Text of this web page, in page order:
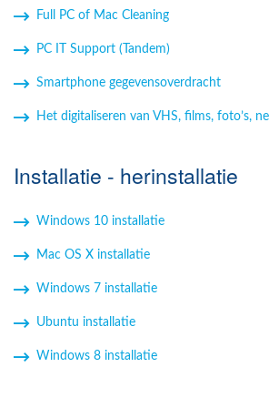
Full PC of Mac Cleaning
PC IT Support (Tandem)
Smartphone gegevensoverdracht
Het digitaliseren van VHS, films, foto’s,
Installatie - herinstallatie
Windows 10 installatie
Mac OS X installatie
Windows 7 installatie
Ubuntu installatie
Windows 8 installatie